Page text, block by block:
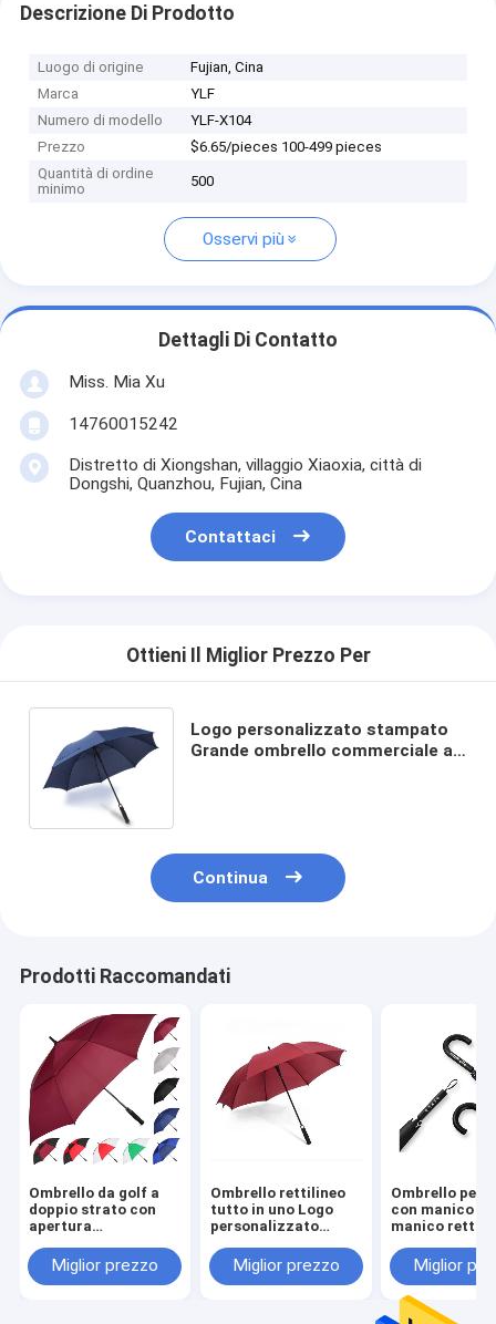
Descrizione Di Prodotto
Luogo di origine
Fujian, Cina
Marca
YLF
Numero di modello
YLF-X104
Prezzo
$6.65/pieces 100-499 pieces
Quantità di ordine
minimo
500
Osservi più
Dettagli Di Contatto
Miss. Mia Xu
14760015242
Distretto di Xiongshan, villaggio Xiaoxia, città di
Dongshi, Quanzhou, Fujian, Cina
Contattaci
Ottieni Il Miglior Prezzo Per
Logo personalizzato stampato
Grande ombrello commerciale a
Continua
Prodotti Raccomandati
Ombrello da golf a
doppio strato con
apertura
chiusura a mano e
stampa di modelli
Miglior prezzo
Ombrello rettilineo
tutto in uno Logo
personalizzato
da golf extra grande
per la pubblicità
Miglior prezzo
Ombrello per
con manico
manico retto
di YLFMiglior